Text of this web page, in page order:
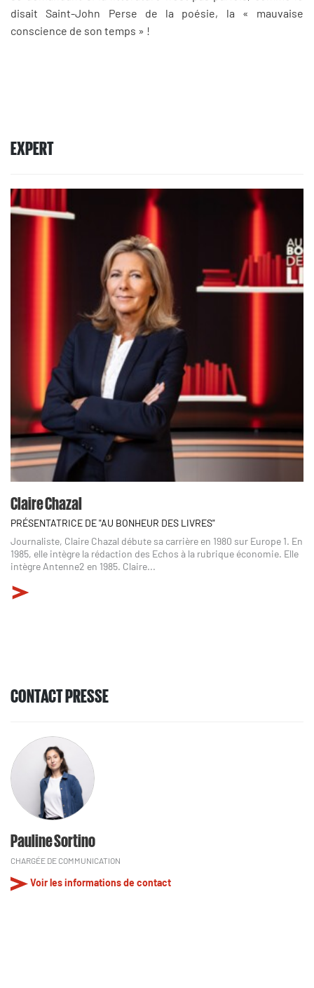
disait Saint-John Perse de la poésie, la « mauvaise
conscience de son temps » !
EXPERT
Claire Chazal
PRÉSENTATRICE DE "AU BONHEUR DES LIVRES"
Journaliste, Claire Chazal débute sa carrière en 1980 sur Europe 1. En
1985, elle intègre la rédaction des Echos à la rubrique économie. Elle
intègre Antenne2 en 1985. Claire...
CONTACT PRESSE
Pauline Sortino
CHARGÉE DE COMMUNICATION
Voir les informations de contact